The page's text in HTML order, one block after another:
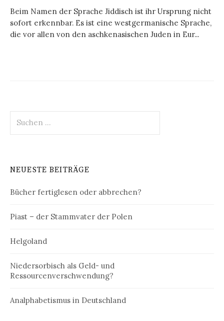
Beim Namen der Sprache Jiddisch ist ihr Ursprung nicht
sofort erkennbar. Es ist eine westgermanische Sprache,
die vor allen von den aschkenasischen Juden in Eur...
nach:
NEUESTE BEITRÄGE
Bücher fertiglesen oder abbrechen?
Piast – der Stammvater der Polen
Helgoland
Niedersorbisch als Geld- und
Ressourcenverschwendung?
Analphabetismus in Deutschland